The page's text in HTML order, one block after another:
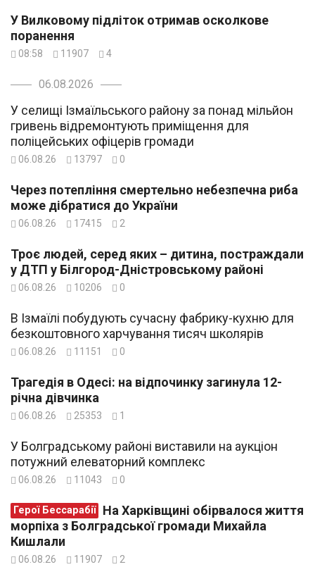
У Вилковому підліток отримав осколкове
поранення
08:58 11907 4
06.08.2026
У селищі Ізмаїльського району за понад мільйон
гривень відремонтують приміщення для
поліцейських офіцерів громади
06.08.26 13797 0
Через потепління смертельно небезпечна риба
може дібратися до України
06.08.26 17415 2
Троє людей, серед яких – дитина, постраждали
у ДТП у Білгород-Дністровському районі
06.08.26 10206 0
В Ізмаїлі побудують сучасну фабрику-кухню для
безкоштовного харчування тисяч школярів
06.08.26 11151 0
Трагедія в Одесі: на відпочинку загинула 12-
річна дівчинка
06.08.26 25353 1
У Болградському районі виставили на аукціон
потужний елеваторний комплекс
06.08.26 11043 0
Герої Бессарабії
морпіха з Болградської громади Михайла
Кишлали
06.08.26 11907 2